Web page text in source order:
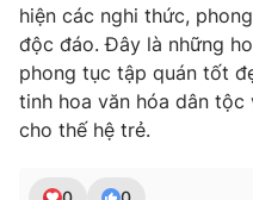
hiện các nghi thức,
độc đáo. Đây là những
phong tục tập quán tốt
tinh hoa văn hóa dân
cho thế hệ trẻ.